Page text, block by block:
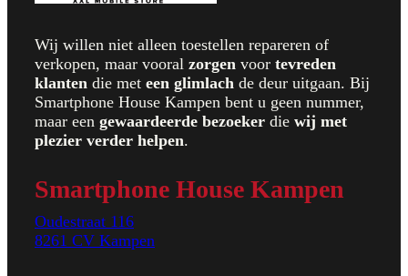
Wij willen niet alleen toestellen repareren of
verkopen, maar vooral zorgen voor tevreden
klanten die met een glimlach de deur uitgaan. Bij
Smartphone House Kampen bent u geen nummer,
maar een gewaardeerde bezoeker die wij met
plezier verder helpen.
Smartphone House Kampen
Oudestraat 116
8261 CV Kampen